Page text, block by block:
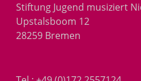
Stiftung Jugend musiziert
Upstalsboom 12
28259 Bremen